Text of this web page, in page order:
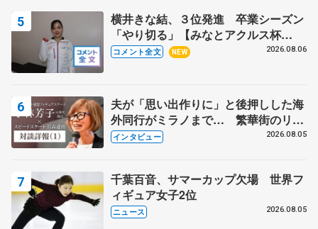
横井きな結、３位発進 卒業シーズン
「やり切る」【みなとアクルス杯
SP】
コメント全文 NEW 2026.08.06
夫が「思い出作りに」と後押しした海
外同行がミラノまで… 繁華街のリン
クでは不良のお兄さんも味方に 小林
インタビュー 2026.08.05
千葉百音、サマーカップ欠場 世界フ
ィギュア女子2位
ニュース 2026.08.05